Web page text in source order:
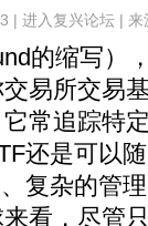
| 进入复兴论坛| 来
的缩写）
易所交易
常追踪特
还是可以
复杂的管
看，尽管